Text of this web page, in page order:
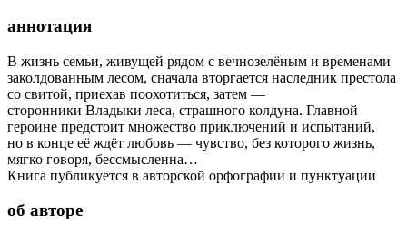
аннотация
В жизнь семьи, живущей рядом с вечнозелёным и временами
заколдованным лесом, сначала вторгается наследник престола
со свитой, приехав поохотиться, затем —
сторонники Владыки леса, страшного колдуна. Главной
героине предстоит множество приключений и испытаний,
но в конце её ждёт любовь — чувство, без которого жизнь,
мягко говоря, бессмысленна…
Книга публикуется в авторской орфографии и пунктуации
об авторе